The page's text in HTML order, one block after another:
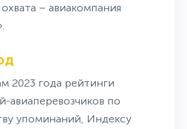
– авиакомпания
2023 года рейтинги
авиаперевозчиков по
упоминаний, Индексу